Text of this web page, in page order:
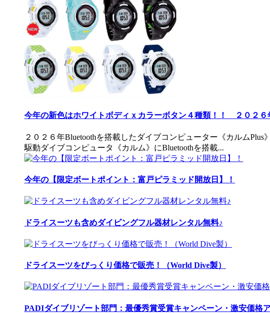
今年の新色はホワイトボディｘカラーボタン４種類！！ ２０２６
２０２６年Bluetoothを搭載したダイブコンピューター《カルム
駆動ダイブコンピュータ《カルム》にBluetoothを搭載...
今年の【限定ボートポイント：富戸ピラミッド開放日】！
ドライスーツも含めダイビングフル器材レンタル無料♪
ドライスーツをびっくり価格で販売！（World Dive製）
PADIダイブリゾート部門：最優秀賞受賞キャンペーン・激安価格